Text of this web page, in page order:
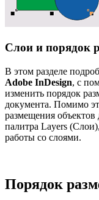
Слои и порядок
В этом разделе
Adobe InDesign, с
изменить порядок
документа. Помимо
размещения объектов
палитра Layers
работы со слоями.
Порядок